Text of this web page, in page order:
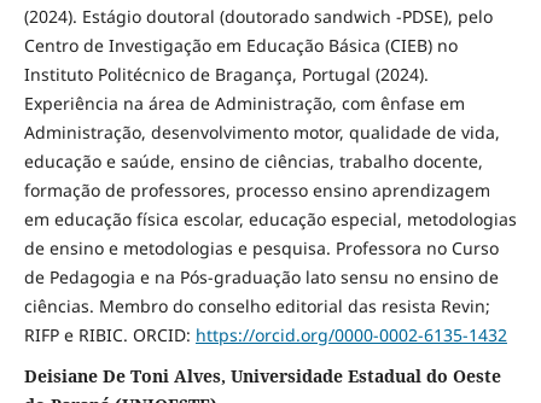
(2024). Estágio doutoral (doutorado sandwich -PDSE), pelo
Centro de Investigação em Educação Básica (CIEB) no
Instituto Politécnico de Bragança, Portugal (2024).
Experiência na área de Administração, com ênfase em
Administração, desenvolvimento motor, qualidade de vida,
educação e saúde, ensino de ciências, trabalho docente,
formação de professores, processo ensino aprendizagem
em educação física escolar, educação especial, metodologias
de ensino e metodologias e pesquisa. Professora no Curso
de Pedagogia e na Pós-graduação lato sensu no ensino de
ciências. Membro do conselho editorial das resista Revin;
RIFP e RIBIC. ORCID: https://orcid.org/0000-0002-6135-1432
Deisiane De Toni Alves, Universidade Estadual do Oeste